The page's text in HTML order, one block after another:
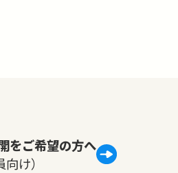
をご希望の方へ
け）